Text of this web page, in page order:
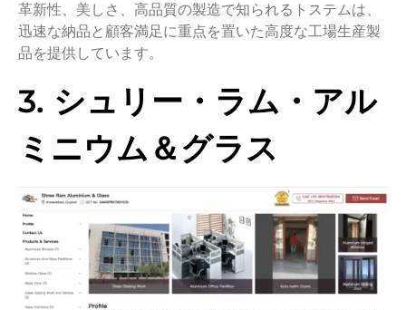
革新性、美しさ、高品質の製造で知られるトステムは、
迅速な納品と顧客満足に重点を置いた高度な工場生産製
品を提供しています。
3. シュリー・ラム・アル
ミニウム＆グラス